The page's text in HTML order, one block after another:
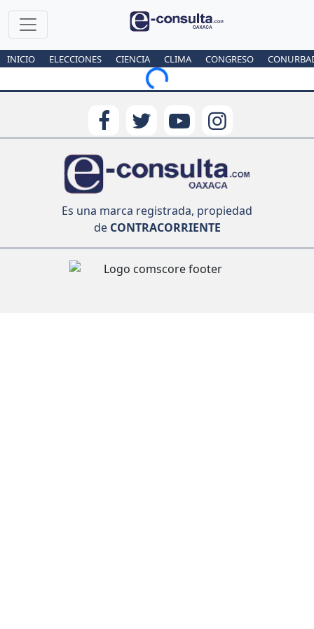
INICIO ELECCIONES CIENCIA CLIMA CONGRESO
Loading...
Es una marca registrada, propiedad
deCONTRACORRIENTE